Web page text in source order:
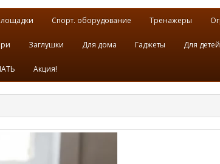
Спорт. оборудование Тренажеры
Заглушки Для дома Гаджеты Для детей
Акция!